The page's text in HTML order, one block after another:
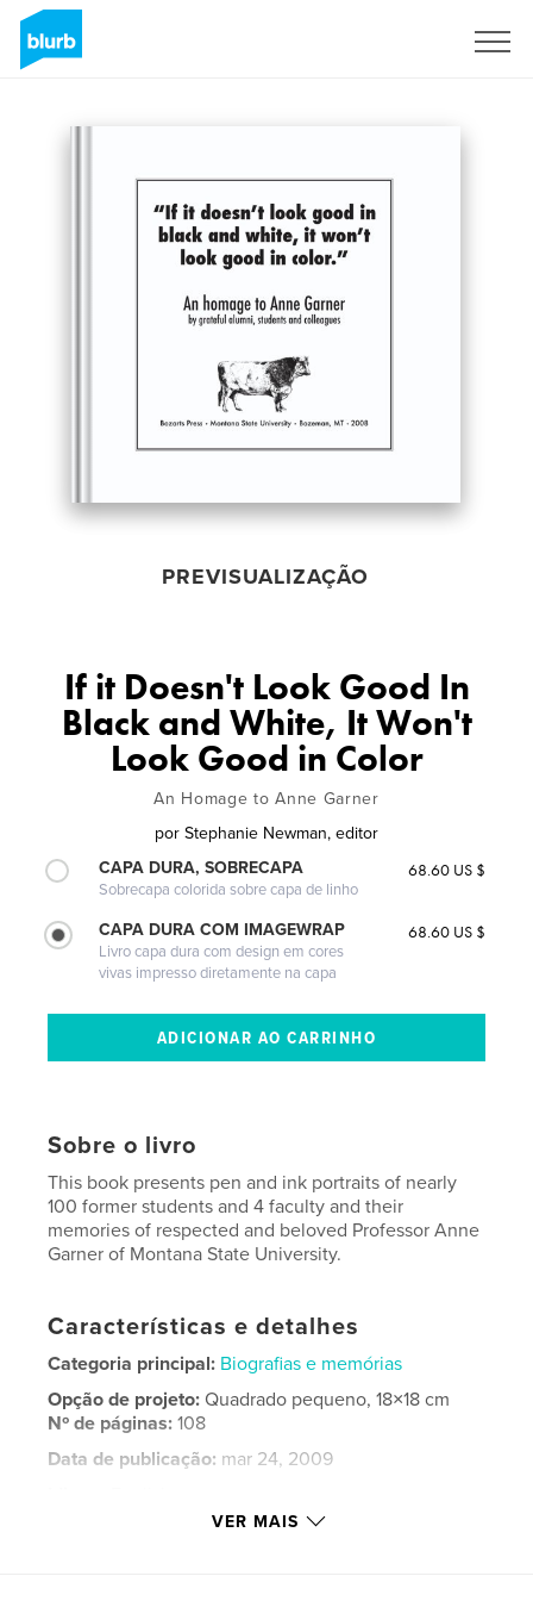
PREVISUALIZAÇÃO
If it Doesn't Look Good In
Black and White, It Won't
Look Good in Color
An Homage to Anne Garner
por Stephanie Newman, editor
CAPA DURA, SOBRECAPA
Sobrecapa colorida sobre capa de linho
68.60 US $
CAPA DURA COM IMAGEWRAP
Livro capa dura com design em cores
vivas impresso diretamente na capa
68.60 US $
Sobre o livro
This book presents pen and ink portraits of nearly
100 former students and 4 faculty and their
memories of respected and beloved Professor Anne
Garner of Montana State University.
Características e detalhes
Categoria principal: Biografias e memórias
Opção de projeto:Quadrado pequeno, 18×18 cm
Nº de páginas:108
Data de publicação: mar 24, 2009
VER MAIS